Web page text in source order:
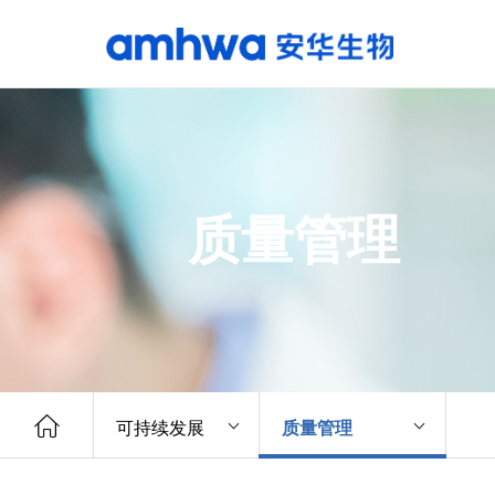
质量管理
可持续发展 质量管理